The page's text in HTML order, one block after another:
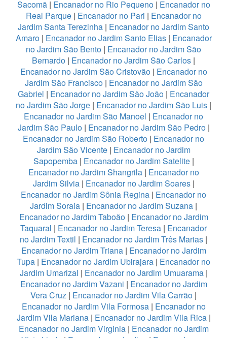
Sacomã| Encanador no Rio Pequeno| Encanador no
Real Parque| Encanador no Pari | Encanador no
Jardim Santa Terezinha | Encanador no Jardim Santo
Amaro| Encanador no Jardim Santo Elias| Encanador
no Jardim São Bento | Encanador no Jardim São
Bernardo | Encanador no Jardim São Carlos |
Encanador no Jardim São Cristovão| Encanador no
Jardim São Francisco| Encanador no Jardim São
Gabriel | Encanador no Jardim São João | Encanador
no Jardim São Jorge | Encanador no Jardim São Luis |
Encanador no Jardim São Manoel | Encanador no
Jardim São Paulo| Encanador no Jardim São Pedro|
Encanador no Jardim São Roberto | Encanador no
Jardim São Vicente| Encanador no Jardim
Sapopemba| Encanador no Jardim Satelite|
Encanador no Jardim Shangrila| Encanador no
Jardim Silvia| Encanador no Jardim Soares|
Encanador no Jardim Sônia Regina | Encanador no
Jardim Soraia | Encanador no Jardim Suzana |
Encanador no Jardim Taboão| Encanador no Jardim
Taquaral | Encanador no Jardim Teresa | Encanador
no Jardim Textil | Encanador no Jardim Três Marias |
Encanador no Jardim Triana| Encanador no Jardim
Tupa | Encanador no Jardim Ubirajara | Encanador no
Jardim Umarizal | Encanador no Jardim Umuarama|
Encanador no Jardim Vazani | Encanador no Jardim
Vera Cruz | Encanador no Jardim Vila Carrão |
Encanador no Jardim Vila Formosa| Encanador no
Jardim Vila Mariana| Encanador no Jardim Vila Rica|
Encanador no Jardim Virginia| Encanador no Jardim